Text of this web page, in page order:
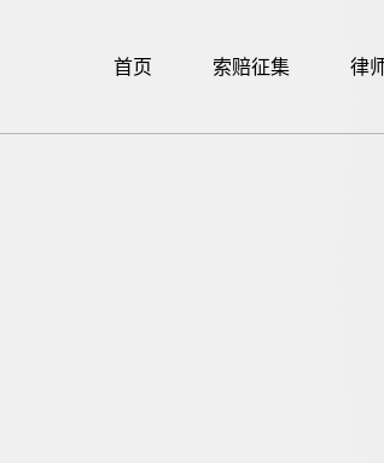
首页 索赔征集 律